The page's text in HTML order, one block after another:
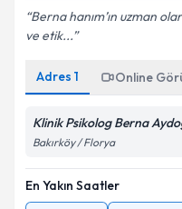
Berna hanım’ın uzman
ve etik...
Adres 1 Online
Klinik Psikolog Berna
Bakırköy / Florya
En Yakın Saatler